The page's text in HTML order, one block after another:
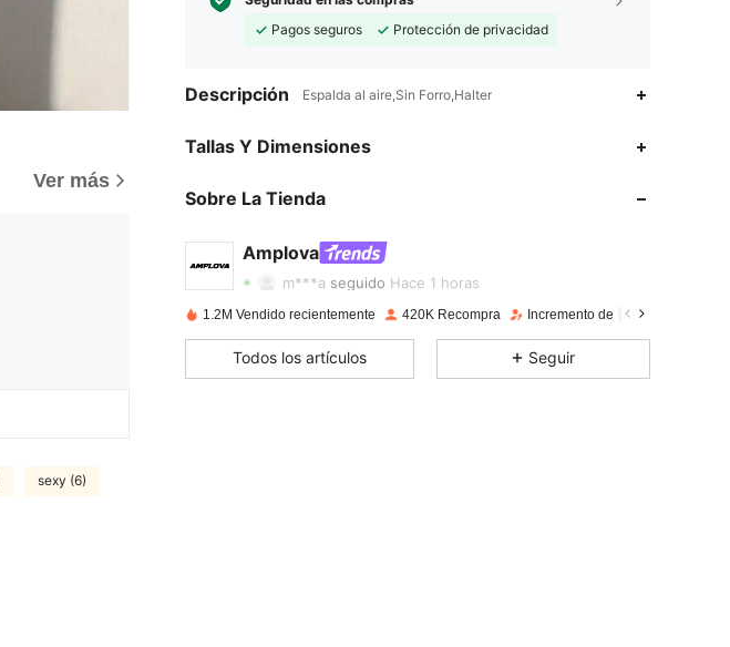
Ver más
sexy (6)
Pagos seguros
Protección de privacidad
Descripción Espalda al aire,Sin Forro,Halter
Tallas Y Dimensiones
Sobre La Tienda
Amplova
4.81
4.81
4.81 3.3K
m***a seguido Hace 1 horas
4.81 614K
1.2M Vendido recientemente 420K Recompra Incremento de seguidores de
Todos los artículos Seguir